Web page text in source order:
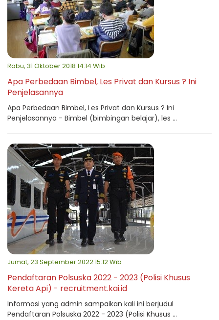
Rabu, 31 Oktober 2018 14:14 Wib
Apa Perbedaan Bimbel, Les Privat dan Kursus ? Ini
Penjelasannya
Apa Perbedaan Bimbel, Les Privat dan Kursus ? Ini
Penjelasannya - Bimbel (bimbingan belajar), les ...
Jumat, 23 September 2022 15:12 Wib
Pendaftaran Polsuska 2022 - 2023 (Polisi Khusus
Kereta Api) - recruitment.kai.id
Informasi yang admin sampaikan kali ini berjudul
Pendaftaran Polsuska 2022 - 2023 (Polisi Khusus ...